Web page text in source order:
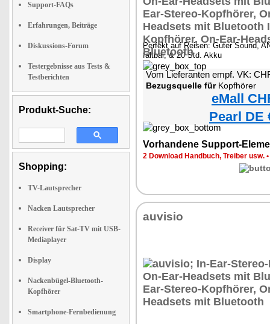
Support-FAQs
Erfahrungen, Beiträge
Diskussions-Forum
Testergebnisse aus Tests &
Testberichten
Produkt-Suche:
Shopping:
TV-Lautsprecher
Nacken Lautsprecher
Receiver für Sat-TV mit USB-
Mediaplayer
Display
Nackenbügel-Bluetooth-
Kopfhörer
Smartphone-Fernbedienung
Perfekt auf Reisen: Guter Sound,
faltbar, & 20 Std. Akku
Vom Lieferanten empf. VK:
Bezugsquelle fürKopfhörer
eMall
Pearl DE
Vorhandene Support-
2 Download Handbuch, Treiber usw. •
auvisio